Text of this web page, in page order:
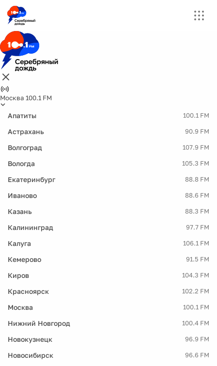
Москва 100.1 FM
Апатиты 100.1 FM
Астрахань 90.9 FM
Волгоград 107.9 FM
Вологда 105.3 FM
Екатеринбург 88.8 FM
Иваново 88.6 FM
Казань 88.3 FM
Калининград 97.7 FM
Калуга 106.1 FM
Кемерово 91.5 FM
Киров 104.3 FM
Красноярск 102.2 FM
Москва 100.1 FM
Нижний Новгород 100.4 FM
Новокузнецк 96.9 FM
Новосибирск 96.6 FM